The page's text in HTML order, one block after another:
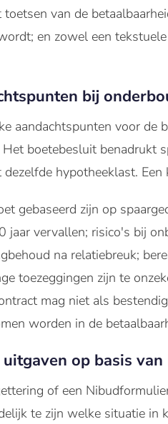
toetsen van de
en zowel een
bij
aandachtspunten voor de
boetebesluit benadrukt
dezelfde hypotheeklast.
gebaseerd zijn op
jaar vervallen; risico's bij
na relatiebreuk;
toezeggingen zijn te
mag niet als
worden in de
uitgaven op basis
of een
te zijn welke situatie in